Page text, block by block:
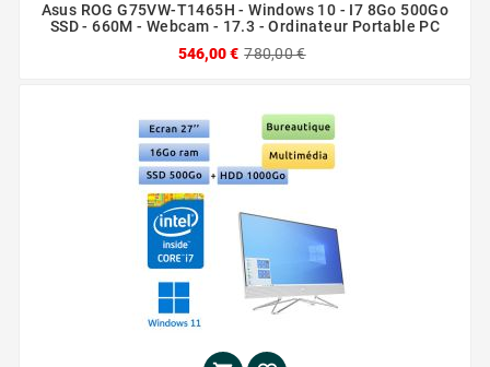
Asus ROG G75VW-T1465H - Windows 10 - I7 8Go 500Go
SSD - 660M - Webcam - 17.3 - Ordinateur Portable PC
546,00 € 780,00 €